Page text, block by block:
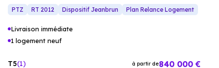
PTZ RT 2012 Dispositif Jeanbrun Plan Relance Logement
Livraison immédiate
1 logement neuf
T5 1 à partir de840 000 €